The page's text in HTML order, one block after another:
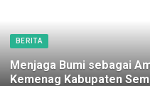
BERITA
Menjaga Bumi sebagai
Kemenag Kabupaten